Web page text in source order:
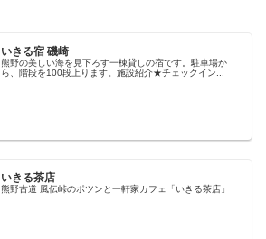
いきる宿 磯崎
熊野の美しい海を見下ろす一棟貸しの宿です。駐車場か
ら、階段を100段上ります。施設紹介★チェックイン...
いきる茶店
熊野古道 風伝峠のポツンと一軒家カフェ「いきる茶店」